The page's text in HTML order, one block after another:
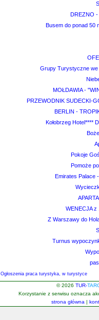
DREZNO -
Busem do ponad 50
Grupy Turystyczne we
MOŁDAWIA -
PRZEWODNIK SUDECKI-
BERLIN -
Kołobrzeg Hotel****
Pokoje
Pomoże
Emirates Palace
WENECJA z
Z Warszawy do
Turnus
Ogłoszenia praca turystyka, w turystyce
© 2026 TUR-
Korzystanie z serwisu oznacza
strona główna |